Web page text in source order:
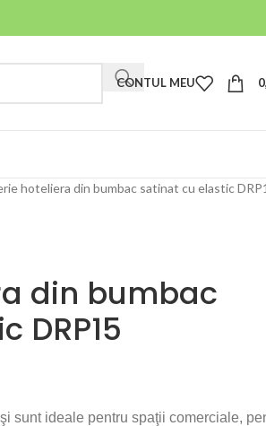
CONTUL MEU
hoteliera din bumbac satinat cu elastic
din bumbac
DRP15
sunt ideale pentru spaţii comerciale,